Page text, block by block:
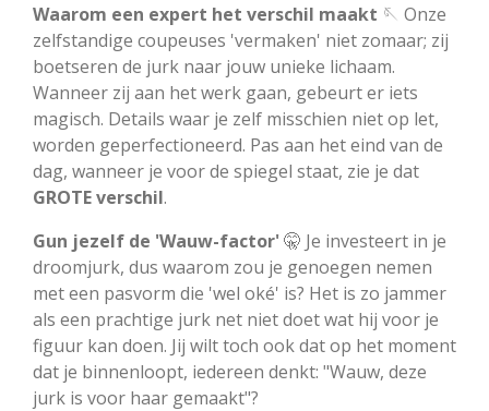
Waarom een expert het verschil maakt 🪡 Onze
zelfstandige coupeuses 'vermaken' niet zomaar; zij
boetseren de jurk naar jouw unieke lichaam.
Wanneer zij aan het werk gaan, gebeurt er iets
magisch. Details waar je zelf misschien niet op let,
worden geperfectioneerd. Pas aan het eind van de
dag, wanneer je voor de spiegel staat, zie je dat
GROTE verschil.
Gun jezelf de 'Wauw-factor'🤫 Je investeert in je
droomjurk, dus waarom zou je genoegen nemen
met een pasvorm die 'wel oké' is? Het is zo jammer
als een prachtige jurk net niet doet wat hij voor je
figuur kan doen. Jij wilt toch ook dat op het moment
dat je binnenloopt, iedereen denkt: "Wauw, deze
jurk is voor haar gemaakt"?